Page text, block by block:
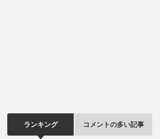
ランキング コメントの多い記事